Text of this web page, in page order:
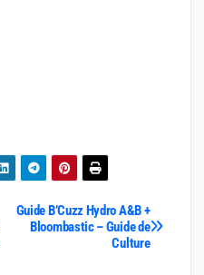
Guide B’Cuzz Hydro A&B +
Bloombastic – Guide de
Culture